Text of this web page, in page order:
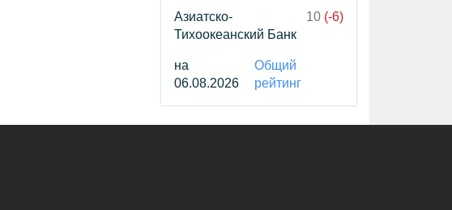
Азиатско-
Тихоокеанский Банк
10 (-6)
на
06.08.2026
Общий
рейтинг